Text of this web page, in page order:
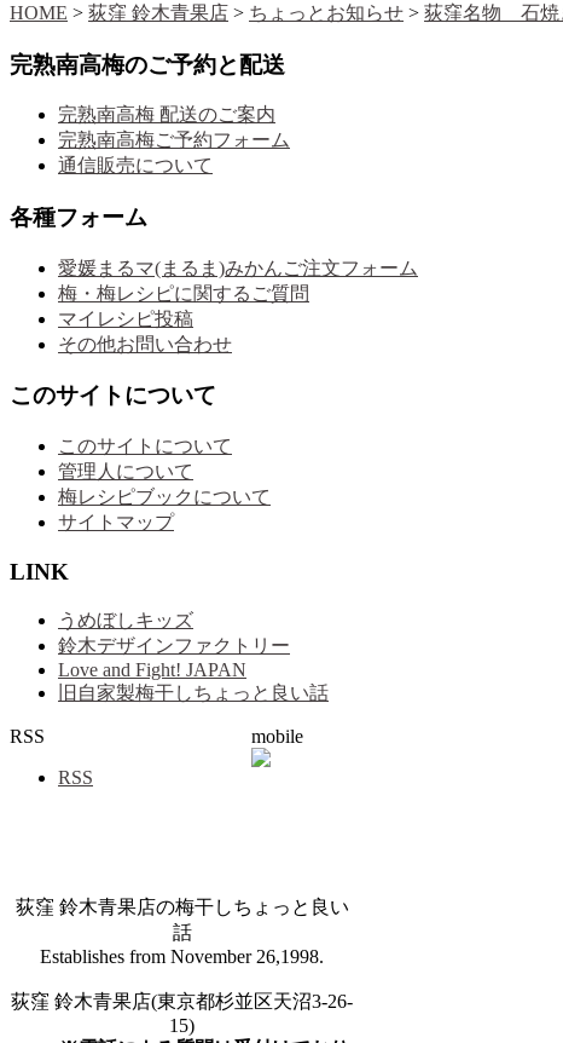
HOME > 荻窪 鈴木青果店 > ちょっとお知らせ >
完熟南高梅のご予約と配送
完熟南高梅 配送のご案内
完熟南高梅ご予約フォーム
通信販売について
各種フォーム
愛媛まるマ(まるま)みかんご注文フォーム
梅・梅レシピに関するご質問
マイレシピ投稿
その他お問い合わせ
このサイトについて
このサイトについて
管理人について
梅レシピブックについて
サイトマップ
LINK
うめぼしキッズ
鈴木デザインファクトリー
Love and Fight! JAPAN
旧自家製梅干しちょっと良い話
RSS
RSS
mobile
荻窪 鈴木青果店の梅干しちょっと良い
話
Establishes from November 26,1998.
荻窪 鈴木青果店(東京都杉並区天沼3-26-
15)